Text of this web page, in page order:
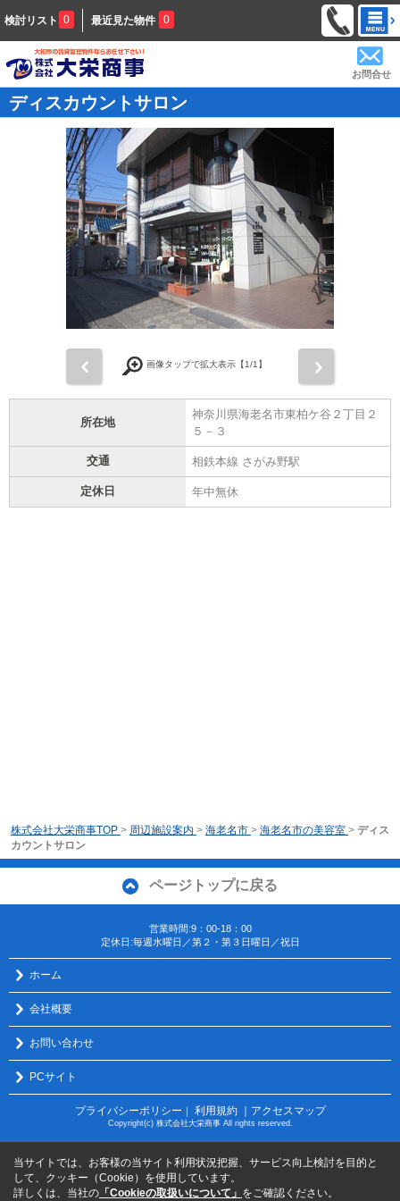
検討リスト 0 最近見た物件 0
お問合せ
ディスカウントサロン
画像タップで拡大表示【1/1】
所在地
神奈川県海老名市東柏ケ谷２丁目２
５－３
交通 相鉄本線 さがみ野駅
定休日 年中無休
株式会社大栄商事TOP > 周辺施設案内 > 海老名市 > 海老名市の美容室 > ディス
カウントサロン
ページトップに戻る
営業時間:9：00-18：00
定休日:毎週水曜日／第２・第３日曜日／祝日
ホーム
会社概要
お問い合わせ
PCサイト
プライバシーポリシー ｜ 利用規約 ｜アクセスマップ
Copyright(c) 株式会社大栄商事 All rights reserved.
当サイトでは、お客様の当サイト利用状況把握、サービス向上検討を目的と
して、クッキー（Cookie）を使用しています。
詳しくは、当社の 「Cookieの取扱いについて」 をご確認ください。